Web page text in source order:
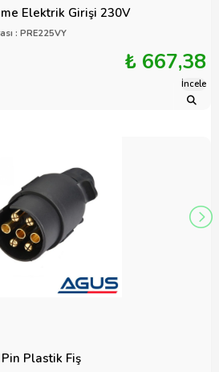
Elektrik Girişi 230V
: PRE225VY
₺ 667,38
İncele
Plastik Fiş